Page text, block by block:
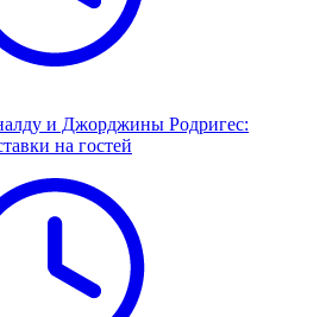
и Джорджины Родригес:
на гостей